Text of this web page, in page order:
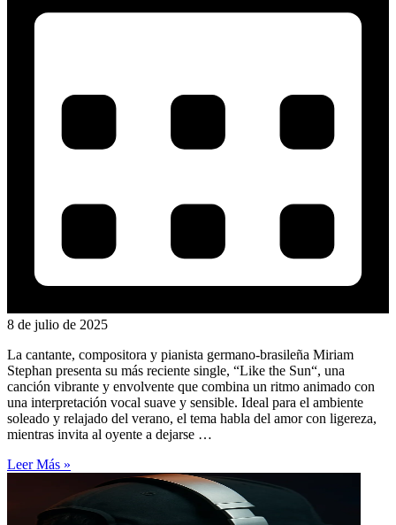
8 de julio de 2025
La cantante, compositora y pianista germano-brasileña Miriam
Stephan presenta su más reciente single, “Like the Sun“, una
canción vibrante y envolvente que combina un ritmo animado con
una interpretación vocal suave y sensible. Ideal para el ambiente
soleado y relajado del verano, el tema habla del amor con ligereza,
mientras invita al oyente a dejarse …
Leer Más »